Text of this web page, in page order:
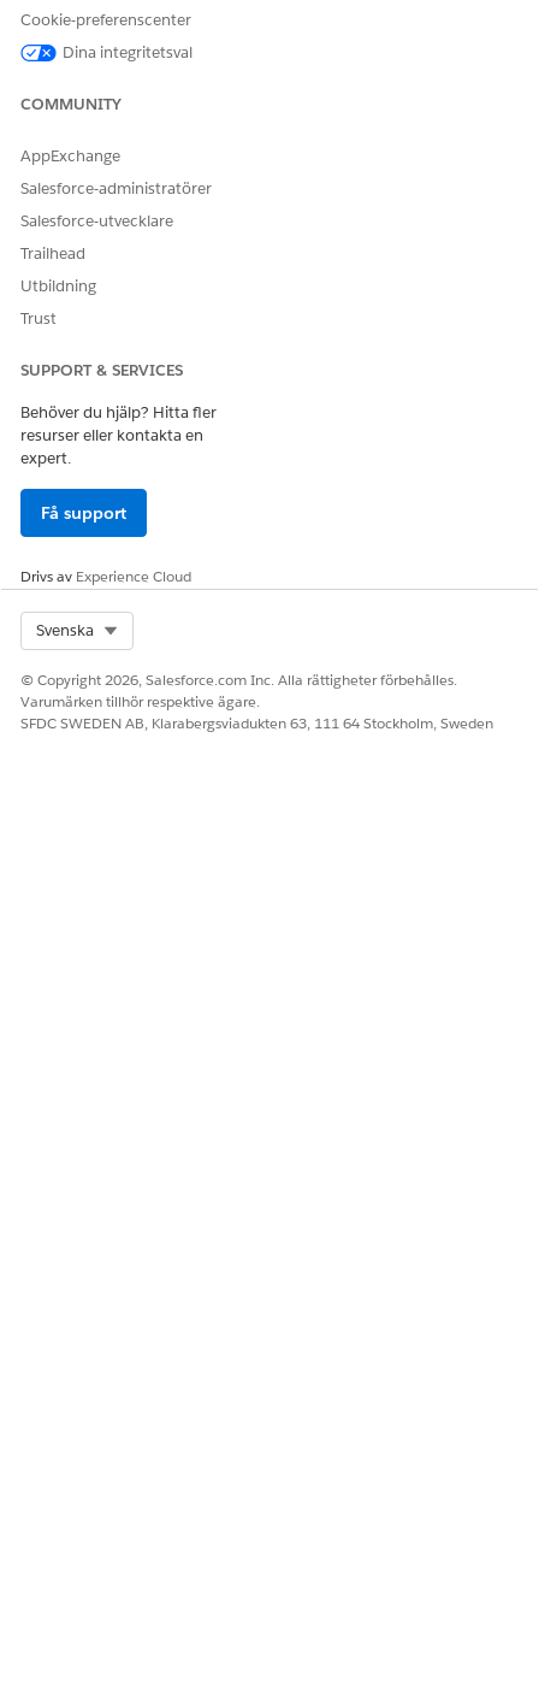
ska föreslås som en större incident.
Spara dina ändringar.
Föreslagen och posten är synlig för de utsedda större
Cookie-preferenscenter
Dina integritetsval
COMMUNITY
AppExchange
Salesforce-administratörer
Salesforce-utvecklare
Trailhead
Utbildning
Trust
SUPPORT & SERVICES
Behöver du hjälp? Hitta fler
resurser eller kontakta en
expert.
Få support
Drivs av Experience Cloud
Svenska
© Copyright 2026, Salesforce.com Inc. Alla rättigheter förbehålles.
Varumärken tillhör respektive ägare.
SFDC SWEDEN AB, Klarabergsviadukten 63, 111 64 Stockholm, Sweden